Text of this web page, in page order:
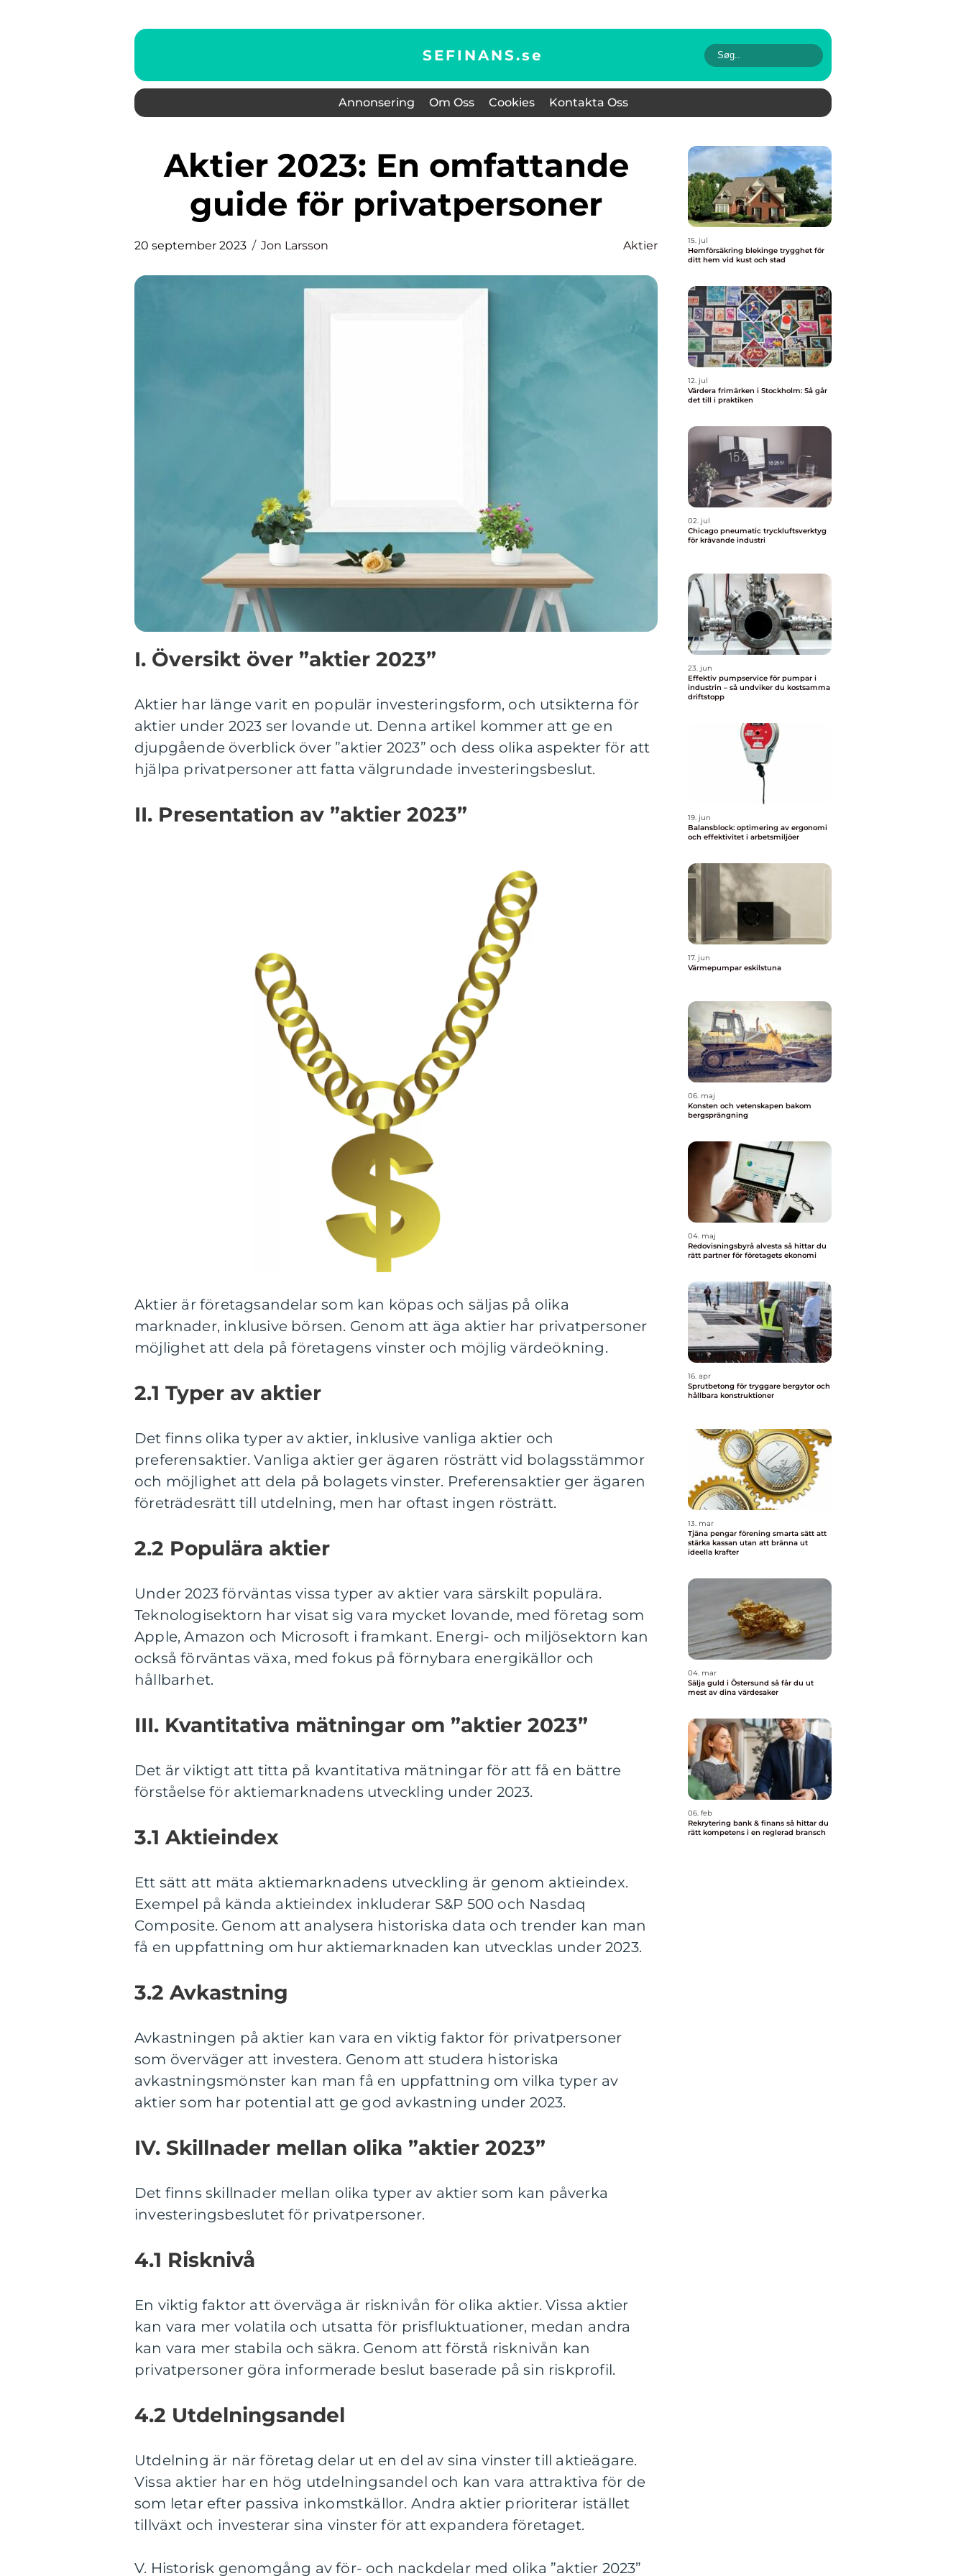
SEFINANS.se
Annonsering Om Oss Cookies Kontakta Oss
Aktier 2023: En omfattande
guide för privatpersoner
20 september 2023 Jon Larsson Aktier
I. Översikt över ”aktier 2023”
Aktier har länge varit en populär investeringsform, och utsikterna för
aktier under 2023 ser lovande ut. Denna artikel kommer att ge en
djupgående överblick över ”aktier 2023” och dess olika aspekter för att
hjälpa privatpersoner att fatta välgrundade investeringsbeslut.
II. Presentation av ”aktier 2023”
Aktier är företagsandelar som kan köpas och säljas på olika
marknader, inklusive börsen. Genom att äga aktier har privatpersoner
möjlighet att dela på företagens vinster och möjlig värdeökning.
2.1 Typer av aktier
Det finns olika typer av aktier, inklusive vanliga aktier och
preferensaktier. Vanliga aktier ger ägaren rösträtt vid bolagsstämmor
och möjlighet att dela på bolagets vinster. Preferensaktier ger ägaren
företrädesrätt till utdelning, men har oftast ingen rösträtt.
2.2 Populära aktier
Under 2023 förväntas vissa typer av aktier vara särskilt populära.
Teknologisektorn har visat sig vara mycket lovande, med företag som
Apple, Amazon och Microsoft i framkant. Energi- och miljösektorn kan
också förväntas växa, med fokus på förnybara energikällor och
hållbarhet.
III. Kvantitativa mätningar om ”aktier 2023”
Det är viktigt att titta på kvantitativa mätningar för att få en bättre
förståelse för aktiemarknadens utveckling under 2023.
3.1 Aktieindex
Ett sätt att mäta aktiemarknadens utveckling är genom aktieindex.
Exempel på kända aktieindex inkluderar S&P 500 och Nasdaq
Composite. Genom att analysera historiska data och trender kan man
få en uppfattning om hur aktiemarknaden kan utvecklas under 2023.
3.2 Avkastning
Avkastningen på aktier kan vara en viktig faktor för privatpersoner
som överväger att investera. Genom att studera historiska
avkastningsmönster kan man få en uppfattning om vilka typer av
aktier som har potential att ge god avkastning under 2023.
IV. Skillnader mellan olika ”aktier 2023”
Det finns skillnader mellan olika typer av aktier som kan påverka
investeringsbeslutet för privatpersoner.
4.1 Risknivå
En viktig faktor att överväga är risknivån för olika aktier. Vissa aktier
kan vara mer volatila och utsatta för prisfluktuationer, medan andra
kan vara mer stabila och säkra. Genom att förstå risknivån kan
privatpersoner göra informerade beslut baserade på sin riskprofil.
4.2 Utdelningsandel
Utdelning är när företag delar ut en del av sina vinster till aktieägare.
Vissa aktier har en hög utdelningsandel och kan vara attraktiva för de
som letar efter passiva inkomstkällor. Andra aktier prioriterar istället
tillväxt och investerar sina vinster för att expandera företaget.
V. Historisk genomgång av för- och nackdelar med olika ”aktier 2023”
15. jul
Hemförsäkring blekinge trygghet för
ditt hem vid kust och stad
12. jul
Värdera frimärken i Stockholm: Så går
det till i praktiken
02. jul
Chicago pneumatic tryckluftsverktyg
för krävande industri
23. jun
Effektiv pumpservice för pumpar i
industrin – så undviker du kostsamma
driftstopp
19. jun
Balansblock: optimering av ergonomi
och effektivitet i arbetsmiljöer
17. jun
Värmepumpar eskilstuna
06. maj
Konsten och vetenskapen bakom
bergsprängning
04. maj
Redovisningsbyrå alvesta så hittar du
rätt partner för företagets ekonomi
16. apr
Sprutbetong för tryggare bergytor och
hållbara konstruktioner
13. mar
Tjäna pengar förening smarta sätt att
stärka kassan utan att bränna ut
ideella krafter
04. mar
Sälja guld i Östersund så får du ut
mest av dina värdesaker
06. feb
Rekrytering bank & finans så hittar du
rätt kompetens i en reglerad bransch